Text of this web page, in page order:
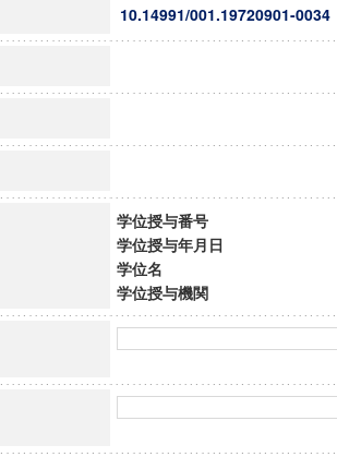
10.14991/001.19720901-0034
学位授与番号
学位授与年月日
学位名
学位授与機関